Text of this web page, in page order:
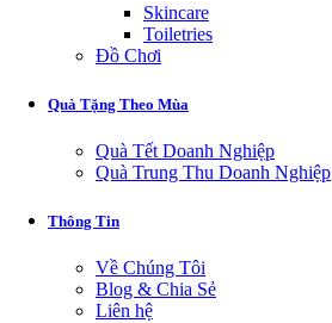
Skincare
Toiletries
Đồ Chơi
Quà Tặng Theo Mùa
Quà Tết Doanh Nghiệp
Quà Trung Thu Doanh Nghiệp
Thông Tin
Về Chúng Tôi
Blog & Chia Sẻ
Liên hệ